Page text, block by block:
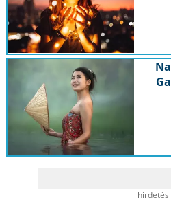
hirdetés